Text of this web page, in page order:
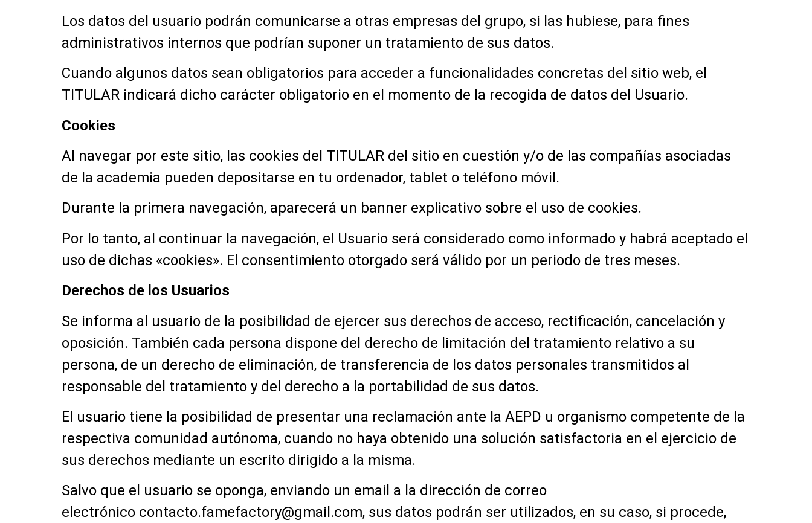
Los datos del usuario podrán comunicarse a otras empresas del grupo, si las hubiese, para fines
administrativos internos que podrían suponer un tratamiento de sus datos.
Cuando algunos datos sean obligatorios para acceder a funcionalidades concretas del sitio web, el
TITULAR indicará dicho carácter obligatorio en el momento de la recogida de datos del Usuario.
Cookies
Al navegar por este sitio, las cookies del TITULAR del sitio en cuestión y/o de las compañías asociadas
de la academia pueden depositarse en tu ordenador, tablet o teléfono móvil.
Durante la primera navegación, aparecerá un banner explicativo sobre el uso de cookies.
Por lo tanto, al continuar la navegación, el Usuario será considerado como informado y habrá aceptado el
uso de dichas «cookies». El consentimiento otorgado será válido por un periodo de tres meses.
Derechos de los Usuarios
Se informa al usuario de la posibilidad de ejercer sus derechos de acceso, rectificación, cancelación y
oposición. También cada persona dispone del derecho de limitación del tratamiento relativo a su
persona, de un derecho de eliminación, de transferencia de los datos personales transmitidos al
responsable del tratamiento y del derecho a la portabilidad de sus datos.
El usuario tiene la posibilidad de presentar una reclamación ante la AEPD u organismo competente de la
respectiva comunidad autónoma, cuando no haya obtenido una solución satisfactoria en el ejercicio de
sus derechos mediante un escrito dirigido a la misma.
Salvo que el usuario se oponga, enviando un email a la dirección de correo
electrónico contacto.famefactory@gmail.com, sus datos podrán ser utilizados, en su caso, si procede,